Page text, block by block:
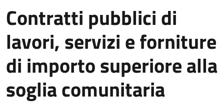
Contratti pubblici di
lavori, servizi e forniture
di importo superiore alla
soglia comunitaria